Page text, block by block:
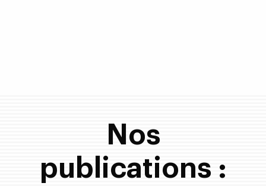
Nos
publications :